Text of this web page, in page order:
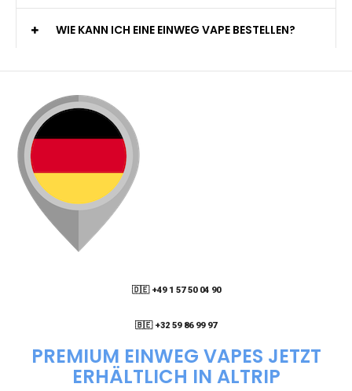
WIE KANN ICH EINE EINWEG VAPE BESTELLEN?
🇩🇪 +49 1 57 50 04 90
🇧🇪 +32 59 86 99 97
PREMIUM EINWEG VAPES JETZT
ERHÄLTLICH IN ALTRIP